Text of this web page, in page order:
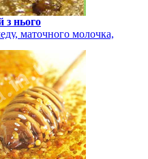
з нього
маточного молочка,